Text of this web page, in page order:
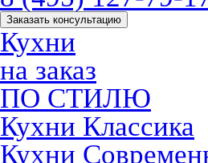
Заказать консультацию
Кухни
на заказ
ПО СТИЛЮ
Кухни Классика
Кухни